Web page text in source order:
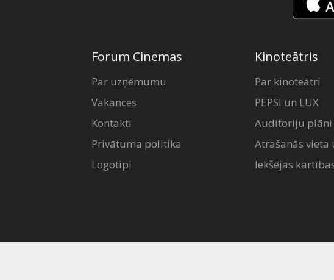
Forum Cinemas
Par uzņēmumu
Vakances
Kontakti
Privātuma politika
Logotipi
Kinoteātris
Par kinoteātri
PEPSI un LUX
Auditoriju plāni
Atrašanās vieta
Iekšējās